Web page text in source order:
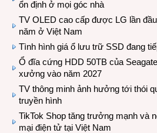
ổn định ở mọi góc nhà
TV OLED cao cấp được LG lần
năm ở Việt Nam
Tình hình giá ổ lưu trữ SSD đang
Ổ đĩa cứng HDD 50TB của
xưởng vào năm 2027
TV thông minh ảnh hưởng tới thói
truyền hình
TikTok Shop tăng trưởng mạnh và
mại điện tử tại Việt Nam